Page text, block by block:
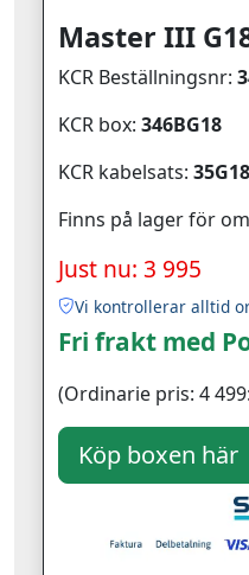
Master III
KCR Beställningsnr:
KCR box: 346BG18
KCR kabelsats: 35G18
Finns på lager för
Just nu: 3 995
Vi kontrollerar alltid
Fri frakt med
(Ordinarie pris: 4